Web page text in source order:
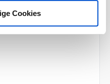
Cookies